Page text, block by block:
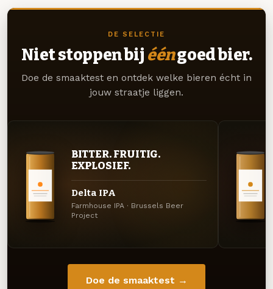
DE SELECTIE
Niet stoppen bij ééngoed bier.
Doe de smaaktest en ontdek welke bieren écht in
jouw straatje liggen.
BITTER. FRUITIG.
EXPLOSIEF.
Delta IPA
Farmhouse IPA · Brussels Beer
Project
Doe de smaaktest →